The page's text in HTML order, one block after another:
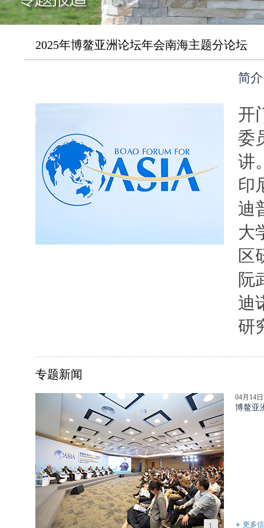
2025年博鳌亚洲论坛年会南海主题分论坛
简介
开
委
讲
印
迪
大
区
阮
迪
研
专题新闻
1
04月14日
博鳌亚
更多